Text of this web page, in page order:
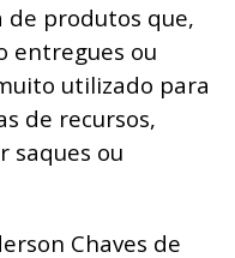
de produtos que,
entregues ou
utilizado para
de recursos,
saques ou
Chaves de